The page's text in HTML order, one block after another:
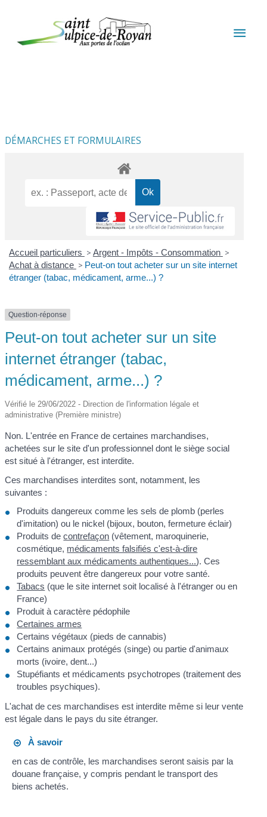
DÉMARCHES ET FORMULAIRES
Accueil particuliers > Argent - Impôts - Consommation >
Achat à distance > Peut-on tout acheter sur un site internet
étranger (tabac, médicament, arme...) ?
Question-réponse
Peut-on tout acheter sur un site
internet étranger (tabac,
médicament, arme...) ?
Vérifié le 29/06/2022 - Direction de l'information légale et
administrative (Première ministre)
Non. L'entrée en France de certaines marchandises,
achetées sur le site d'un professionnel dont le siège social
est situé à l'étranger, est interdite.
Ces marchandises interdites sont, notamment, les
suivantes :
Produits dangereux comme les sels de plomb (perles
d'imitation) ou le nickel (bijoux, bouton, fermeture éclair)
Produits decontrefaçon (vêtement, maroquinerie,
cosmétique, médicaments falsifiés c'est-à-dire
ressemblant aux médicaments authentiques...). Ces
produits peuvent être dangereux pour votre santé.
Tabacs (que le site internet soit localisé à l'étranger ou en
France)
Produit à caractère pédophile
Certaines armes
Certains végétaux (pieds de cannabis)
Certains animaux protégés (singe) ou partie d'animaux
morts (ivoire, dent...)
Stupéfiants et médicaments psychotropes (traitement des
troubles psychiques).
L'achat de ces marchandises est interdite même si leur vente
est légale dans le pays du site étranger.
À savoir
en cas de contrôle, les marchandises seront saisis par la
douane française, y compris pendant le transport des
biens achetés.